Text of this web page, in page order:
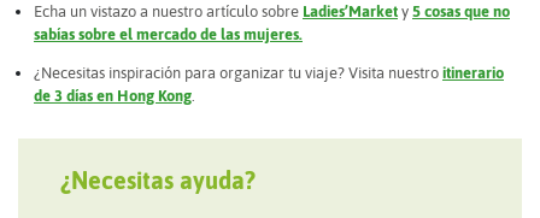
Echa un vistazo a nuestro artículo sobre Ladies’Market y 5 cosas que no
sabías sobre el mercado de las mujeres.
¿Necesitas inspiración para organizar tu viaje? Visita nuestro itinerario
de 3 días en Hong Kong
¿Necesitas ayuda?